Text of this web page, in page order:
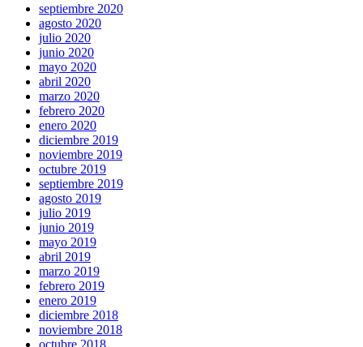
septiembre 2020
agosto 2020
julio 2020
junio 2020
mayo 2020
abril 2020
marzo 2020
febrero 2020
enero 2020
diciembre 2019
noviembre 2019
octubre 2019
septiembre 2019
agosto 2019
julio 2019
junio 2019
mayo 2019
abril 2019
marzo 2019
febrero 2019
enero 2019
diciembre 2018
noviembre 2018
octubre 2018